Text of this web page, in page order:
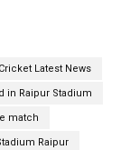
Cricket Latest News
in Raipur Stadium
match
Raipur